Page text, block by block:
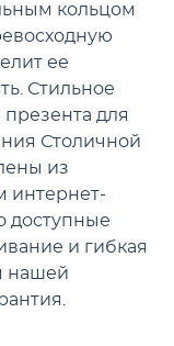
кольцом
ее
Стильное
для
Столичной
из
интернет-
доступные
и гибкая
нашей